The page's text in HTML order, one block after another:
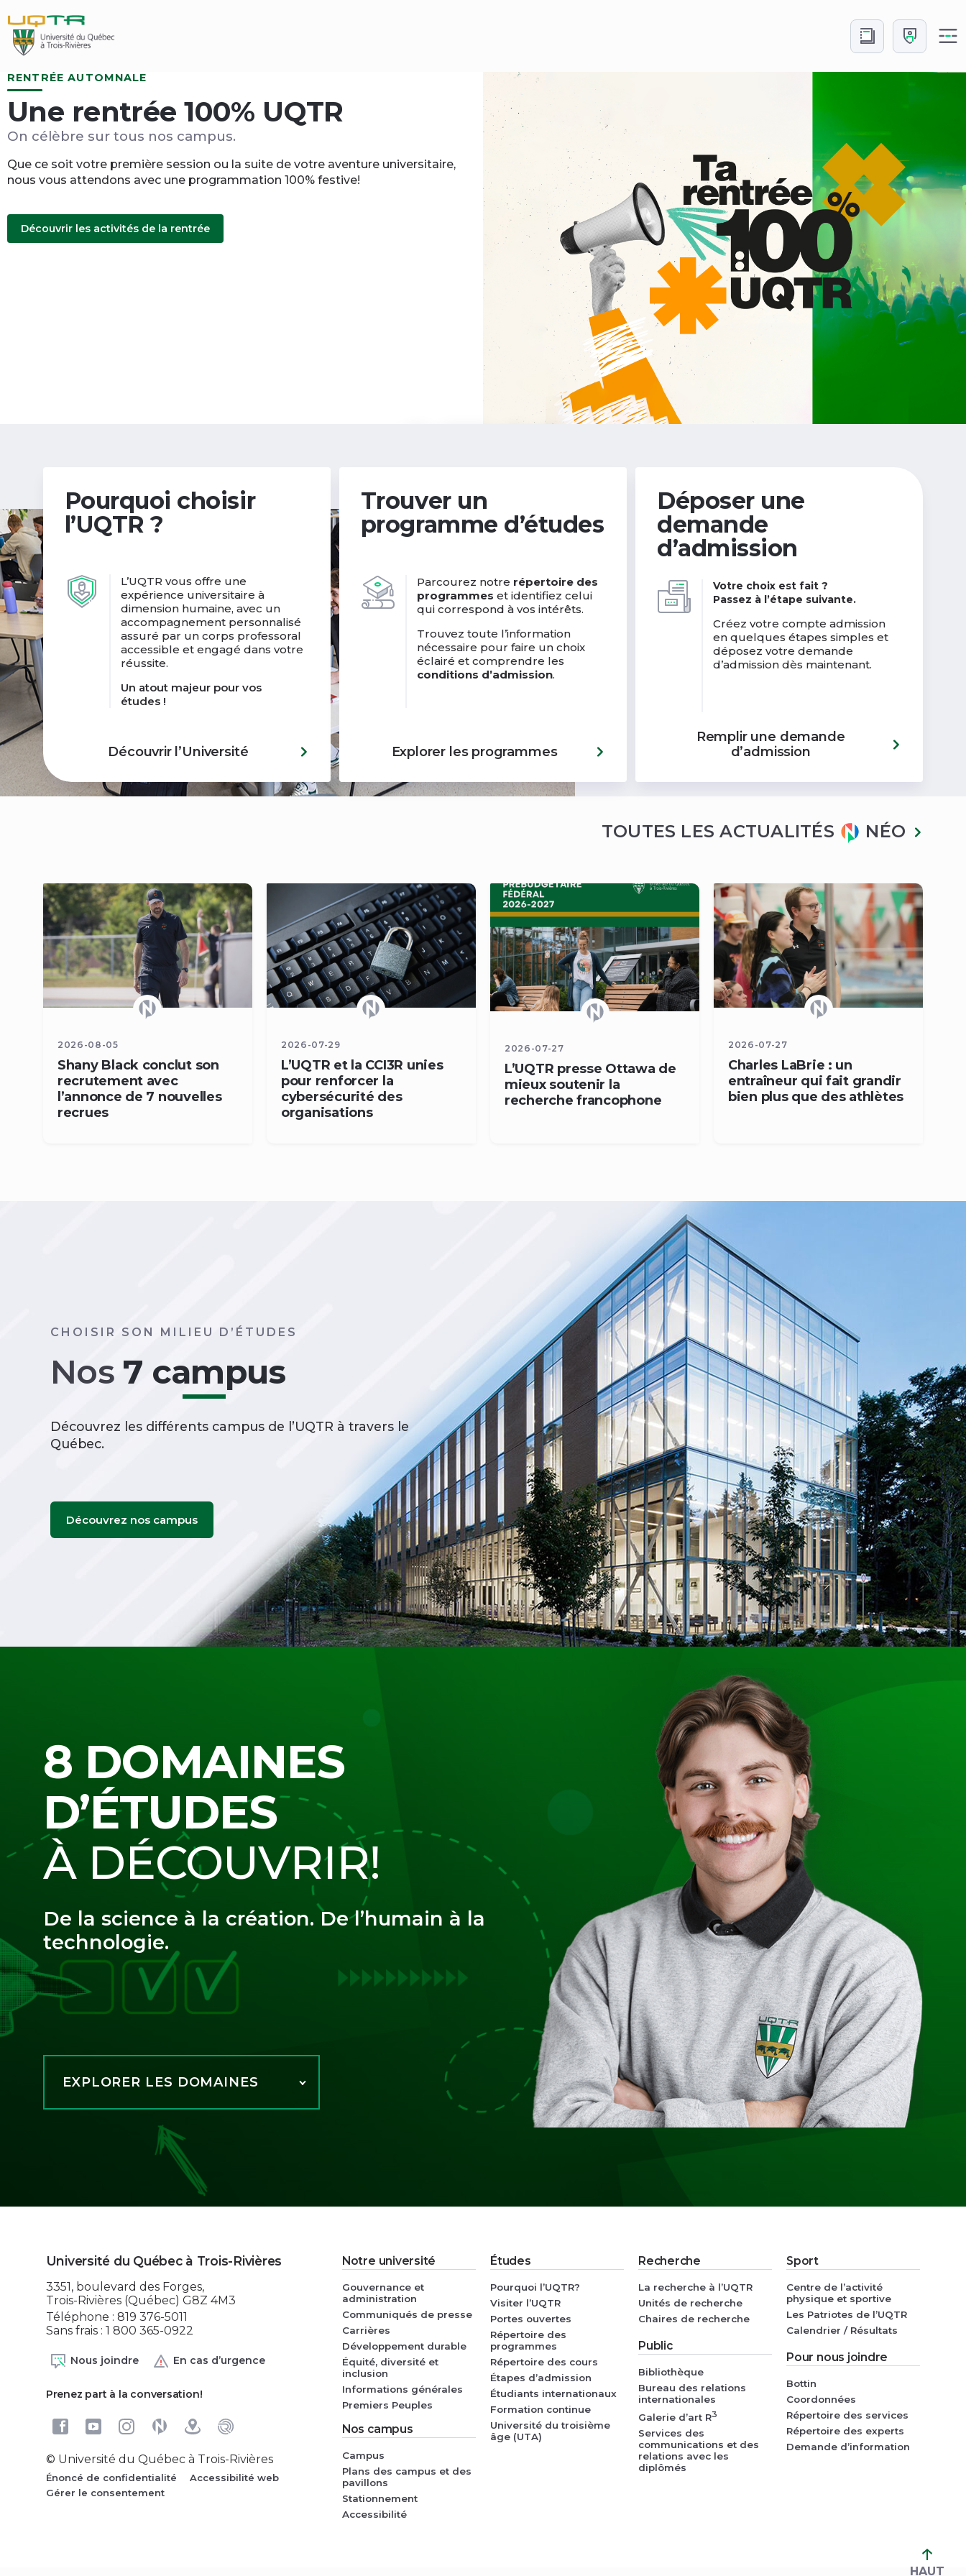
au
contenu
Connexion
Accueil
RENTRÉE AUTOMNALE
Une rentrée 100% UQTR
On célèbre sur tous nos campus.
Que ce soit votre première session ou la suite de votre aventure universitaire,
nous vous attendons avec une programmation 100% festive!
Découvrir les activités de la rentrée(nouvelle
fenêtre)
Pourquoi choisir
l’UQTR ?
L’UQTR vous offre une
expérience universitaire à
dimension humaine, avec un
accompagnement personnalisé
assuré par un corps professoral
accessible et engagé dans votre
réussite.
Un atout majeur pour vos
études !
Découvrir l’Université
Trouver un
programme d’études
Parcourez notre répertoire des
programmes et identifiez celui
qui correspond à vos intérêts.
Trouvez toute l’information
nécessaire pour faire un choix
éclairé et comprendre les
conditions d’admission.
Explorer les programmes
Déposer une
demande
d’admission
Votre choix est fait ?
Passez à l’étape suivante.
Créez votre compte admission
en quelques étapes simples et
déposez votre demande
d’admission dès maintenant.
Remplir une demande
d’admission
TOUTES LES ACTUALITÉS NÉO
2026-08-05
Shany Black conclut son
recrutement avec
l’annonce de 7 nouvelles
recrues
2026-07-29
L’UQTR et la CCI3R unies
pour renforcer la
cybersécurité des
organisations
2026-07-27
L’UQTR presse Ottawa de
mieux soutenir la
recherche francophone
2026-07-27
Charles LaBrie : un
entraîneur qui fait grandir
bien plus que des athlètes
CHOISIR SON MILIEU D’ÉTUDES
Nos 7 campus
Découvrez les différents campus de l’UQTR à travers le
Québec.
Découvrez nos campus
8 DOMAINES
D’ÉTUDES
À DÉCOUVRIR!
De la science à la création. De l’humain à la
technologie.
EXPLORER LES DOMAINES
Université du Québec à Trois-Rivières
3351, boulevard des Forges,
Trois-Rivières (Québec) G8Z 4M3
Téléphone : 819 376-5011
Sans frais : 1 800 365-0922
Nous joindre En cas d’urgence
Prenez part à la conversation!
© Université du Québec à Trois-Rivières
Énoncé de confidentialité
Accessibilité web
Gérer le consentement
Notre université
Gouvernance et
administration
Communiqués de presse
Carrières
Développement durable
Équité, diversité et
inclusion
Informations générales
Premiers Peuples
Nos campus
Campus
Plans des campus et des
pavillons
Stationnement
Accessibilité
Études
Pourquoi l’UQTR?
Visiter l’UQTR
Portes ouvertes
Répertoire des
programmes
Répertoire des cours
Étapes d’admission
Étudiants internationaux
Formation continue
Université du troisième
âge (UTA)
Recherche
La recherche à l’UQTR
Unités de recherche
Chaires de recherche
Public
Bibliothèque
Bureau des relations
internationales
Galerie d’art R3
Services des
communications et des
relations avec les
diplômés
Sport
Centre de l’activité
physique et sportive
Les Patriotes de l’UQTR
Calendrier / Résultats
Pour nous joindre
Bottin
Coordonnées
Répertoire des services
Répertoire des experts
Demande d’information
HAUT